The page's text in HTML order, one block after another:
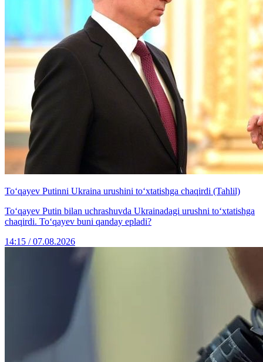
To‘qayev Putinni Ukraina urushini to‘xtatishga chaqirdi (Tahlil)
To‘qayev Putin bilan uchrashuvda Ukrainadagi urushni to‘xtatishga
chaqirdi. To‘qayev buni qanday epladi?
14:15 / 07.08.2026